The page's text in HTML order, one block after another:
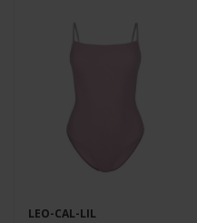
LEO-CAL-LIL